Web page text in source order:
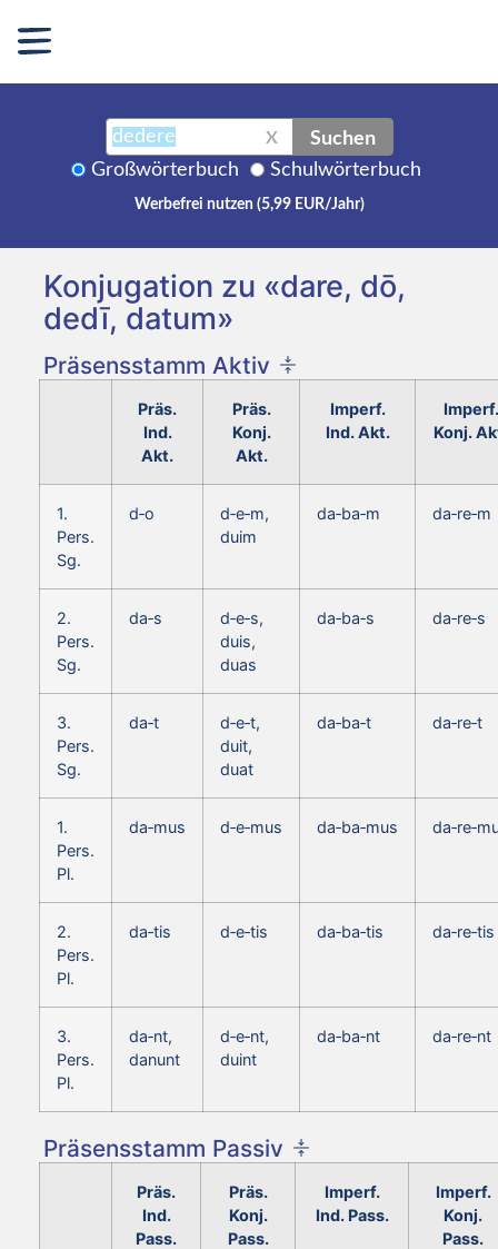
X Suchen
Großwörterbuch Schulwörterbuch
Werbefrei nutzen (5,99 EUR/Jahr)
Konjugation zu «dare, dō,
dedī, datum»
Präsensstamm Aktiv
Präs.
Ind.
Akt.
Präs.
Konj.
Akt.
Imperf.
Ind. Akt.
Imperf.
Konj.
1.
Pers.
Sg.
d‑o
d‑e‑m,
duim
da‑ba‑m da‑re‑m
2.
Pers.
Sg.
da‑s
d‑e‑s,
duis,
duas
da‑ba‑s da‑re‑s
3.
Pers.
Sg.
da‑t
d‑e‑t,
duit,
duat
da‑ba‑t da‑re‑t
1.
Pers.
Pl.
da‑mus d‑e‑mus da‑ba‑mus
2.
Pers.
Pl.
da‑tis d‑e‑tis da‑ba‑tis da‑re‑tis
3.
Pers.
Pl.
da‑nt,
danunt
d‑e‑nt,
duint
da‑ba‑nt da‑re‑nt
Präsensstamm Passiv
Präs.
Ind.
Pass.
Präs.
Konj.
Pass.
Imperf.
Ind. Pass.
Imperf.
Konj.
Pass.